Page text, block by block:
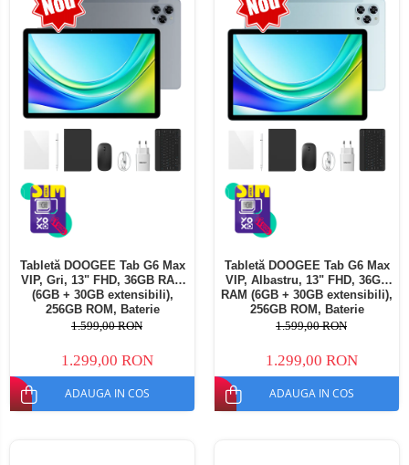
Telefoane mobile Ulefone
Telefoane mobile Unihertz
Telefoane mobile Cubot
Telefoane mobile Blackview
Telefoane mobile OSCAL
Telefoane mobile Fossibot
Telefoane mobile Lagenio
Telefoane mobile Samsung
Telefoane mobile iSEN
Telefoane mobile HUAWEI
Telefoane mobile iHunt
Telefoane mobile Xiaomi
Telefoane mobile Realme
Telefoane mobile ZTE Nubia
Tabletă DOOGEE Tab G6 Max
VIP, Gri, 13" FHD, 36GB RAM
(6GB + 30GB extensibili),
256GB ROM, Baterie
10800mAh, Android, Wi-Fi
1.599,00 RON
1.299,00 RON
ADAUGA IN COS
Tabletă DOOGEE Tab G6 Max
VIP, Albastru, 13" FHD, 36GB
RAM (6GB + 30GB extensibili),
256GB ROM, Baterie
10800mAh, Android, Wi-Fi
1.599,00 RON
1.299,00 RON
ADAUGA IN COS